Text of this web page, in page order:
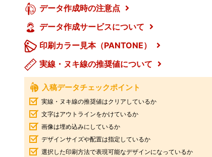
データ作成時の注意点
データ作成サービスについて
印刷カラー見本（PANTONE）
実線・ヌキ線の推奨値について
入稿データチェックポイント
実線・ヌキ線の推奨値はクリアしているか
文字はアウトラインをかけているか
画像は埋め込みにしているか
デザインサイズや配置は指定しているか
選択した印刷方法で表現可能なデザインになっているか